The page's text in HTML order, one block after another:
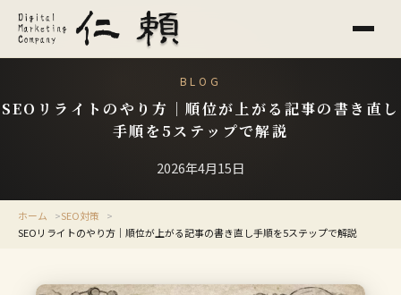
BLOG
SEOリライトのやり方｜順位が上がる記事の書き直し
手順を5ステップで解説
2026年4月15日
ホーム
SEO対策
SEOリライトのやり方｜順位が上がる記事の書き直し手順を5ステップで解説